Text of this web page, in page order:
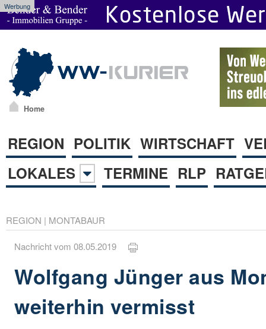
Werbung
Home
REGION POLITIK WIRTSCHAFT
LOKALES
TERMINE RLP
REGION | MONTABAUR
Nachricht vom 08.05.2019
Wolfgang Jünger aus
weiterhin vermisst